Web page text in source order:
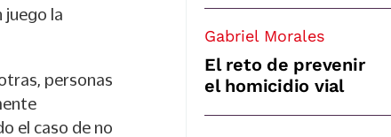
juego la
personas
el caso de no
Gabriel Morales
El reto de prevenir
el homicidio vial